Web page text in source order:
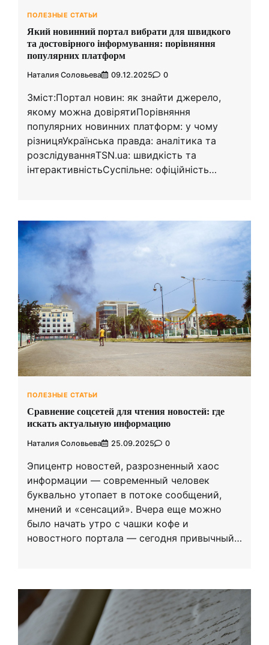
ПОЛЕЗНЫЕ СТАТЬИ
Який новинний портал вибрати для швидкого
та достовірного інформування: порівняння
популярних платформ
Наталия Соловьева 09.12.2025 0
Зміст:Портал новин: як знайти джерело,
якому можна довірятиПорівняння
популярних новинних платформ: у чому
різницяУкраїнська правда: аналітика та
розслідуванняTSN.ua: швидкість та
інтерактивністьСуспільне: офіційність…
ПОЛЕЗНЫЕ СТАТЬИ
Сравнение соцсетей для чтения новостей: где
искать актуальную информацию
Наталия Соловьева 25.09.2025 0
Эпицентр новостей, разрозненный хаос
информации — современный человек
буквально утопает в потоке сообщений,
мнений и «сенсаций». Вчера еще можно
было начать утро с чашки кофе и
новостного портала — сегодня привычный…